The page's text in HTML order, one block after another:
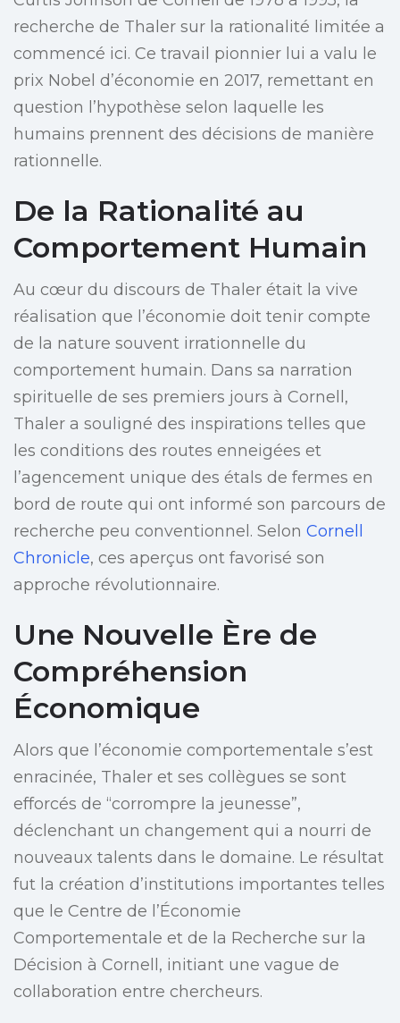
recherche de Thaler sur la rationalité limitée a
commencé ici. Ce travail pionnier lui a valu le
prix Nobel d’économie en 2017, remettant en
question l’hypothèse selon laquelle les
humains prennent des décisions de manière
rationnelle.
De la Rationalité au
Comportement Humain
Au cœur du discours de Thaler était la vive
réalisation que l’économie doit tenir compte
de la nature souvent irrationnelle du
comportement humain. Dans sa narration
spirituelle de ses premiers jours à Cornell,
Thaler a souligné des inspirations telles que
les conditions des routes enneigées et
l’agencement unique des étals de fermes en
bord de route qui ont informé son parcours de
recherche peu conventionnel. Selon Cornell
Chronicle, ces aperçus ont favorisé son
approche révolutionnaire.
Une Nouvelle Ère de
Compréhension
Économique
Alors que l’économie comportementale s’est
enracinée, Thaler et ses collègues se sont
efforcés de “corrompre la jeunesse”,
déclenchant un changement qui a nourri de
nouveaux talents dans le domaine. Le résultat
fut la création d’institutions importantes telles
que le Centre de l’Économie
Comportementale et de la Recherche sur la
Décision à Cornell, initiant une vague de
collaboration entre chercheurs.